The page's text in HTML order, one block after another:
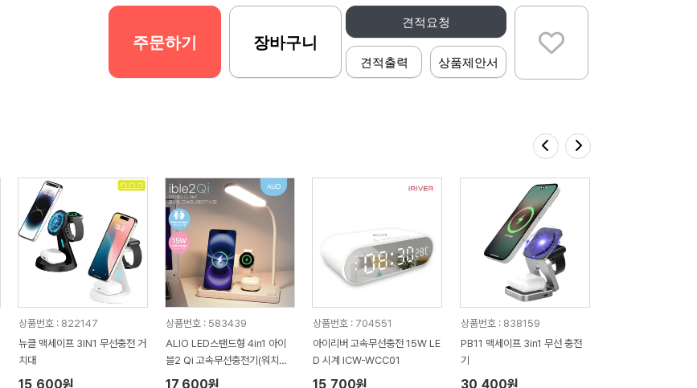
견적요청
견적출력 상품제안서
주문하기 장바구니
상품번호 : 822147
뉴클 맥세이프 3IN1 무선충전 거
치대
15,600원
상품번호 : 583439
ALIO LED스탠드형 4in1 아이
블2 Qi 고속무선충전기(워치공
용충전)
17,600원
상품번호 : 704551
아이리버 고속무선충전 15W LE
D 시계 ICW-WCC01
15,700원
상품번호 : 838159
PB11 맥세이프 3in1 무선 충전
기
30,400원